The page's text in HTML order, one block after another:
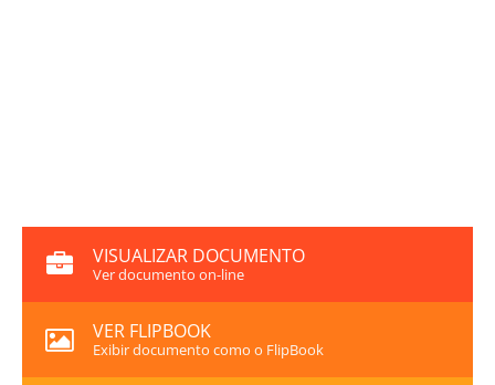
VISUALIZAR DOCUMENTO
Ver documento on-line
VER FLIPBOOK
Exibir documento como o FlipBook